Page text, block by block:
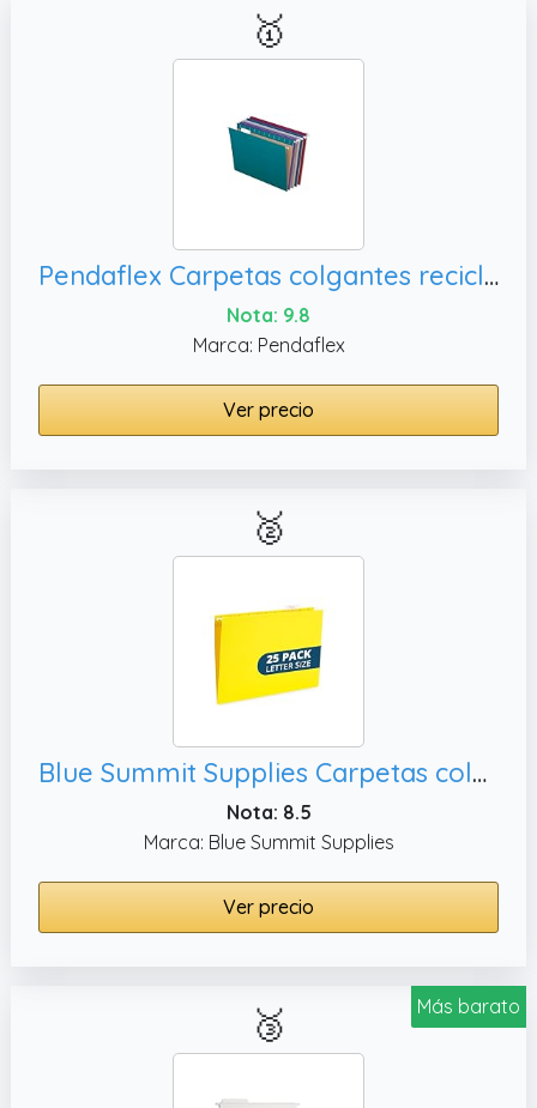
🥇
Pendaflex Carpetas colgantes recicladas, 25 por caja (81667)
Nota: 9.8
Marca: Pendaflex
Ver precio
🥈
Blue Summit Supplies Carpetas colgantes,
Nota: 8.5
Marca: Blue Summit Supplies
Ver precio
Más barato
🥉